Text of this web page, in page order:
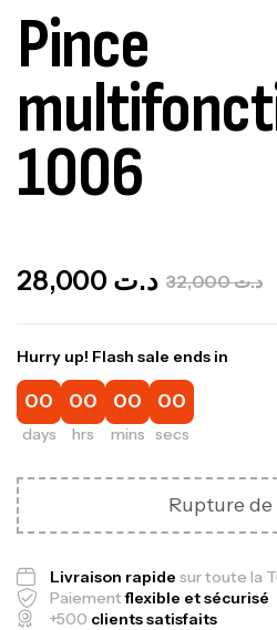
Pince
1006
د.ت32,000 د.ت
Hurry up! Flash sale ends in
00
days
00
hrs
00
mins
00
secs
Rupture
Livraison rapide sur toute la
Paiementflexible et sécurisé
+500 clients satisfaits